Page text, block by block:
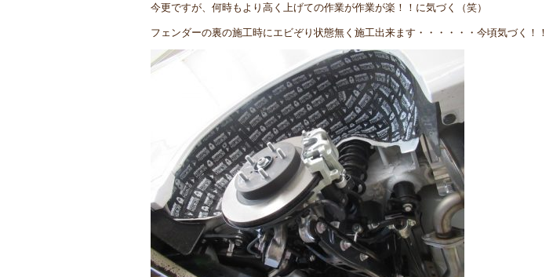
今更ですが、何時もより高く上げての作業が作業が楽！！に気づく（笑）
フェンダーの裏の施工時にエビぞり状態無く施工出来ます・・・・・・今頃気づく！！